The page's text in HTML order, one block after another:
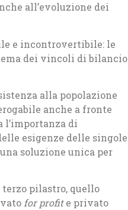
all’evoluzione dei
e incontrovertibile: le
dei vincoli di bilancio
alla popolazione
anche a fronte
l’importanza di
esigenze delle singole
soluzione unica per
pilastro, quello
for profite privato